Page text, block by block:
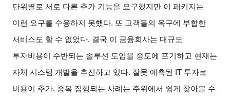
단위별로 서로 다른 추가 기능을 요구했지만 이 패키지는
이런 요구를 수용하지 못했다. 또 고객들의 욕구에 부합한
서비스도 할 수 없었다. 결국 이 금융회사는 대규모
투자비용이 수반되는 솔루션 도입을 중도에 포기하고 현재는
자체 시스템 개발을 추진하고 있다. 잘못 예측된 IT 투자로
비용이 추가, 중복 집행되는 사례는 주위에서 쉽게 찾아볼 수